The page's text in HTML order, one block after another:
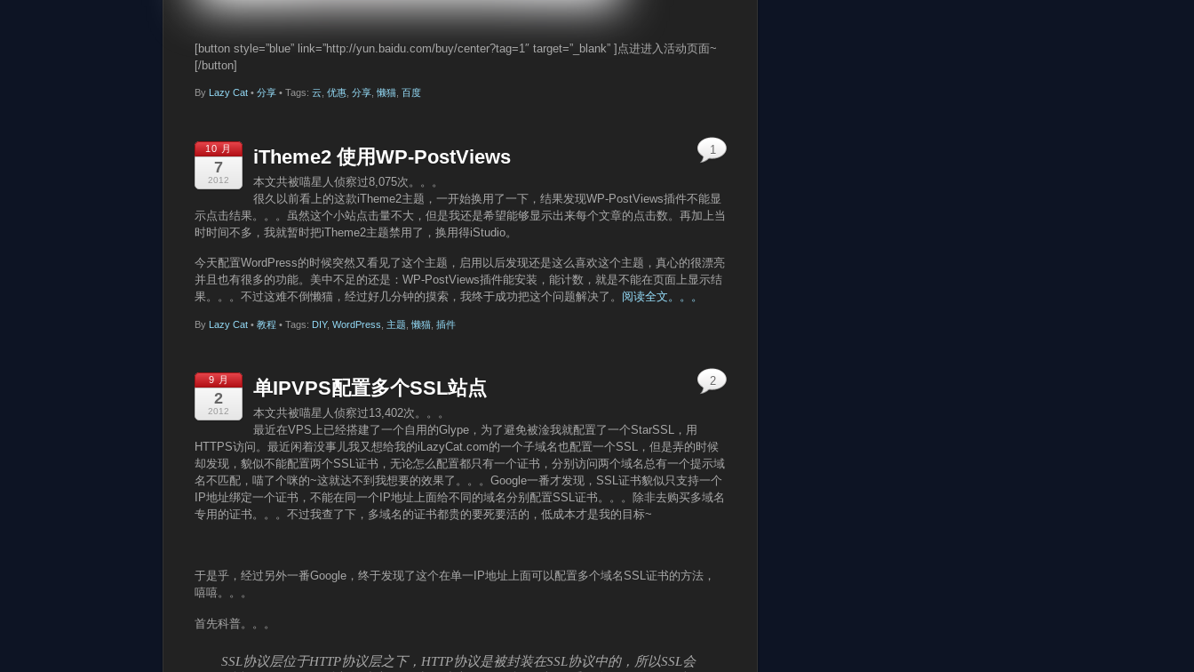
[button style=”blue” link=”http://yun.baidu.com/buy/center?tag=1″ target=”_blank” ]点进进入活动页面~
[/button]
By Lazy Cat • 分享 • Tags: 云, 优惠, 分享, 懒猫, 百度
10 月
7
2012
iTheme2 使用WP-PostViews
本文共被喵星人侦察过8,075次。。。
很久以前看上的这款iTheme2主题，一开始换用了一下，结果发现WP-PostViews插件不能显
示点击结果。。。虽然这个小站点击量不大，但是我还是希望能够显示出来每个文章的点击数。再加上当
时时间不多，我就暂时把iTheme2主题禁用了，换用得iStudio。
今天配置WordPress的时候突然又看见了这个主题，启用以后发现还是这么喜欢这个主题，真心的很漂亮
并且也有很多的功能。美中不足的还是：WP-PostViews插件能安装，能计数，就是不能在页面上显示结
果。。。不过这难不倒懒猫，经过好几分钟的摸索，我终于成功把这个问题解决了。 阅读全文。。。
By Lazy Cat • 教程
1
• Tags: DIY, WordPress 主题 懒猫 插件
9 月
2
2012
单IPVPS配置多个SSL站点
本文共被喵星人侦察过13,402次。。。
最近在VPS上已经搭建了一个自用的Glype，为了避免被淦我就配置了一个StarSSL，用
HTTPS访问。最近闲着没事儿我又想给我的iLazyCat.com的一个子域名也配置一个SSL，但是弄的时候
却发现，貌似不能配置两个SSL证书，无论怎么配置都只有一个证书，分别访问两个域名总有一个提示域
名不匹配，喵了个咪的~这就达不到我想要的效果了。。。Google一番才发现，SSL证书貌似只支持一个
IP地址绑定一个证书，不能在同一个IP地址上面给不同的域名分别配置SSL证书。。。除非去购买多域名
专用的证书。。。不过我查了下，多域名的证书都贵的要死要活的，低成本才是我的目标~
于是乎，经过另外一番Google，终于发现了这个在单一IP地址上面可以配置多个域名SSL证书的方法，
嘻嘻。。。
首先科普。。。
SSL协议层位于HTTP协议层之下，HTTP协议是被封装在SSL协议中的，所以SSL会
2